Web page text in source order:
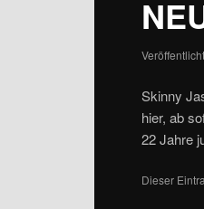
Skinny
hier, ab
22 Jahre
Dieser